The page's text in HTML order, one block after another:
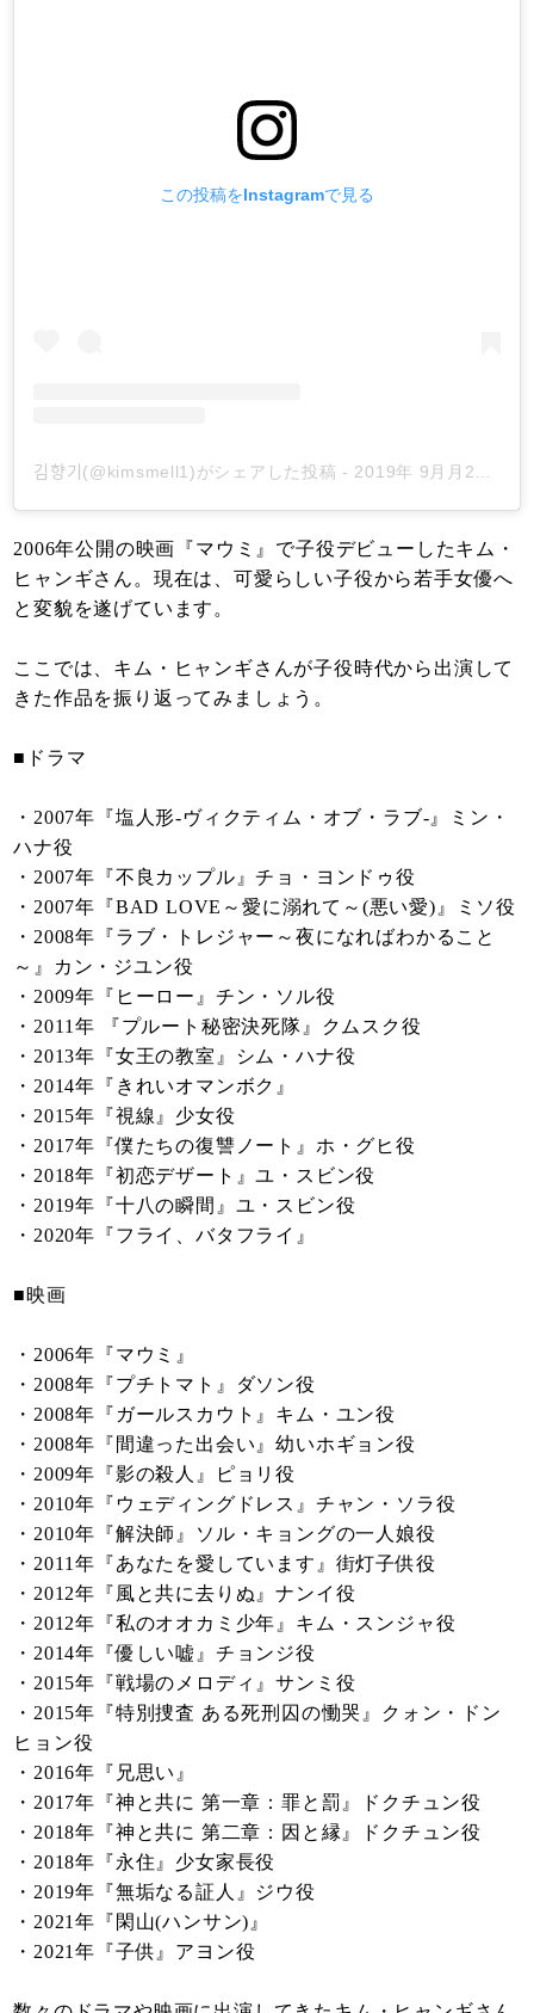
この投稿をInstagramで見る
김향기(@kimsmell1)がシェアした投稿 - 2019年 9月月28日午後11時12分PDT
2006年公開の映画『マウミ』で子役デビューしたキム・
ヒャンギさん。現在は、可愛らしい子役から若手女優へ
と変貌を遂げています。
ここでは、キム・ヒャンギさんが子役時代から出演して
きた作品を振り返ってみましょう。
■ドラマ
・2007年『塩人形-ヴィクティム・オブ・ラブ-』ミン・
ハナ役
・2007年『不良カップル』チョ・ヨンドゥ役
・2007年『BAD LOVE～愛に溺れて～(悪い愛)』ミソ役
・2008年『ラブ・トレジャー～夜になればわかること
～』カン・ジユン役
・2009年『ヒーロー』チン・ソル役
・2011年 『プルート秘密決死隊』クムスク役
・2013年『女王の教室』シム・ハナ役
・2014年『きれいオマンボク』
・2015年『視線』少女役
・2017年『僕たちの復讐ノート』ホ・グヒ役
・2018年『初恋デザート』ユ・スビン役
・2019年『十八の瞬間』ユ・スビン役
・2020年『フライ、バタフライ』
■映画
・2006年『マウミ』
・2008年『プチトマト』ダソン役
・2008年『ガールスカウト』キム・ユン役
・2008年『間違った出会い』幼いホギョン役
・2009年『影の殺人』ピョリ役
・2010年『ウェディングドレス』チャン・ソラ役
・2010年『解決師』ソル・キョングの一人娘役
・2011年『あなたを愛しています』街灯子供役
・2012年『風と共に去りぬ』ナンイ役
・2012年『私のオオカミ少年』キム・スンジャ役
・2014年『優しい嘘』チョンジ役
・2015年『戦場のメロディ』サンミ役
・2015年『特別捜査 ある死刑囚の慟哭』クォン・ドン
ヒョン役
・2016年『兄思い』
・2017年『神と共に 第一章：罪と罰』ドクチュン役
・2018年『神と共に 第二章：因と縁』ドクチュン役
・2018年『永住』少女家長役
・2019年『無垢なる証人』ジウ役
・2021年『閑山(ハンサン)』
・2021年『子供』アヨン役